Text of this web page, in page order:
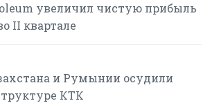
увеличил чистую прибыль
II квартале
и Румынии осудили
КТК